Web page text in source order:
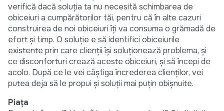
verifică dacă soluția ta nu necesită schimbarea de
obiceiuri a cumpărătorilor tăi, pentru că în alte cazuri
construirea de noi obiceiuri îți va consuma o grămadă de
efort și timp. O soluție e să identifici obiceiurile
existente prin care clienții își soluționează problema, și
ce disconforturi crează aceste obiceiuri, și să începi de
acolo. După ce le vei câștiga încrederea clienților, vei
putea deja să le propui și soluții mai puțin obișnuite.
Piața